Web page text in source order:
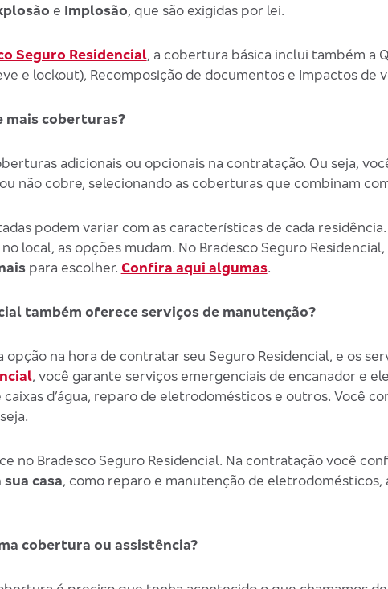
e Implosão, que são exigidas por lei.
Seguro Residencial, a cobertura básica inclui também a
e lockout), Recomposição de documentos e Impactos de
mais coberturas?
adicionais ou opcionais na contratação. Ou seja,
não cobre, selecionando as coberturas que combinam
podem variar com as características de cada
local, as opções mudam. No Bradesco Seguro
para escolher. Confira aqui algumas.
também oferece serviços de manutenção?
opção na hora de contratar seu Seguro Residencial, e os
, você garante serviços emergenciais de encanador e
caixas d’água, reparo de eletrodomésticos e outros. Você
no Bradesco Seguro Residencial. Na contratação você
casa, como reparo e manutenção de eletrodomésticos,
cobertura ou assistência?